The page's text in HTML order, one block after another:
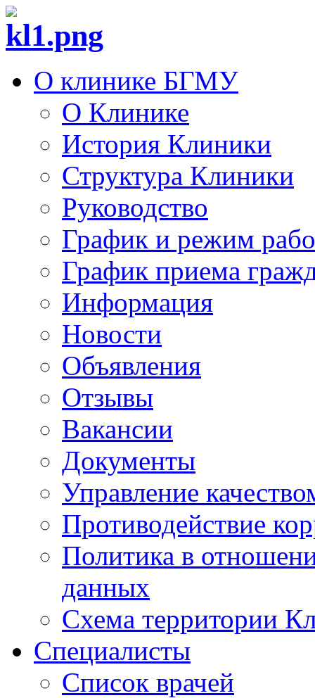
О клинике БГМУ
О Клинике
История Клиники
Структура Клиники
Руководство
График и режим
График приема
Информация
Новости
Объявления
Отзывы
Вакансии
Документы
Управление
Противодействие
Политика в
данных
Схема территории
Специалисты
Список врачей